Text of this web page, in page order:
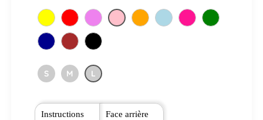
S M L
Instructions Face arrière